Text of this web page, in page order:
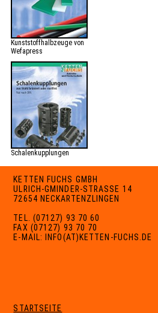
Kunststoffhalbzeuge von
Wefapress
Schalenkupplungen
KETTEN FUCHS GMBH
ULRICH-GMINDER-STRASSE 14
72654 NECKARTENZLINGEN
TEL. (07127) 93 70 60
FAX (07127) 93 70 70
E-MAIL: INFO(AT)KETTEN-FUCHS.DE
STARTSEITE